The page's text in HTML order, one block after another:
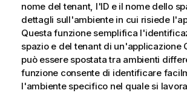
nome del tenant, l'ID e il nome dello
dettagli sull'ambiente in cui risiede
Questa funzione semplifica
spazio e del tenant di un'applicazione
può essere spostata tra ambienti
funzione consente di identificare
l'ambiente specifico nel quale si